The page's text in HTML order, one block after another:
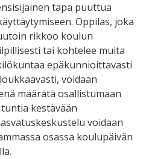
tapa puuttua
Oppilas, joka
rikkoo koulun
tai kohtelee muita
epäkunnioittavasti
voidaan
määrätä osallistumaan
kestävään
voidaan
osassa koulupäivän